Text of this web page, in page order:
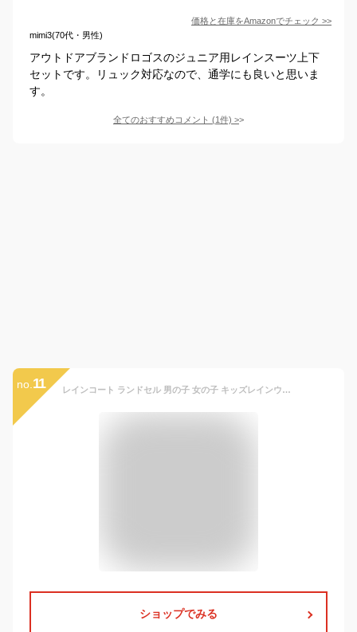
価格と在庫をAmazonでチェック >>
mimi3(70代・男性)
アウトドアブランドロゴスのジュニア用レインスーツ上下
セットです。リュック対応なので、通学にも良いと思いま
す。
全てのおすすめコメント (1件) >
no. 11 レインコート ランドセル 男の子 女の子 キッズレインウェア ポンチョ 雨具 子供雨合羽 防水カッパ 超軽量 通気速乾 薄型 ポケット 収納袋付き レイングッズ 梅雨対策 自転車 通園 通学 イエロー Mサイズ
ショップでみる